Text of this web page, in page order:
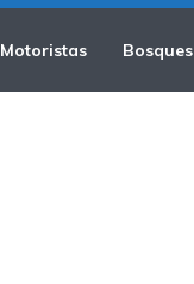
Motoristas Bosques